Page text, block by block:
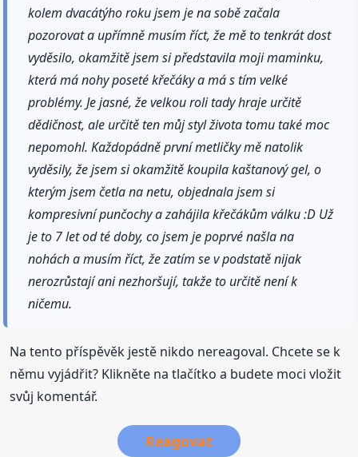
kolem dvacátýho roku jsem je na sobě začala
pozorovat a upřímně musím říct, že mě to tenkrát dost
vyděsilo, okamžitě jsem si představila moji maminku,
která má nohy poseté křečáky a má s tím velké
problémy. Je jasné, že velkou roli tady hraje určitě
dědičnost, ale určitě ten můj styl života tomu také moc
nepomohl. Každopádně první metličky mě natolik
vyděsily, že jsem si okamžitě koupila kaštanový gel, o
kterým jsem četla na netu, objednala jsem si
kompresivní punčochy a zahájila křečákům válku :D Už
je to 7 let od té doby, co jsem je poprvé našla na
nohách a musím říct, že zatím se v podstatě nijak
nerozrůstají ani nezhoršují, takže to určitě není k
ničemu.
Na tento příspěvěk jestě nikdo nereagoval. Chcete se k
němu vyjádřit? Klikněte na tlačítko a budete moci vložit
svůj komentář.
Reagovat